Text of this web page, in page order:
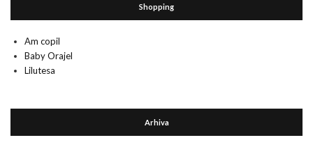
Shopping
Am copil
Baby Orajel
Lilutesa
Arhiva